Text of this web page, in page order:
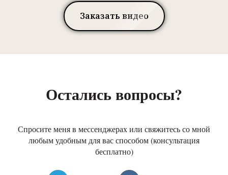
Заказать видео
Остались вопросы?
Спросите меня в мессенджерах или свяжитесь со мной
любым удобным для вас способом (консультация
бесплатно)